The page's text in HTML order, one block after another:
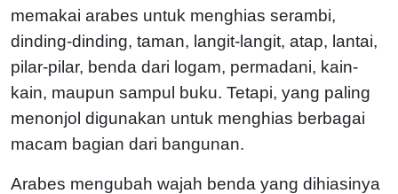
memakai arabes untuk menghias serambi,
dinding-dinding, taman, langit-langit, atap, lantai,
pilar-pilar, benda dari logam, permadani, kain-
kain, maupun sampul buku. Tetapi, yang paling
menonjol digunakan untuk menghias berbagai
macam bagian dari bangunan.
Arabes mengubah wajah benda yang dihiasinya